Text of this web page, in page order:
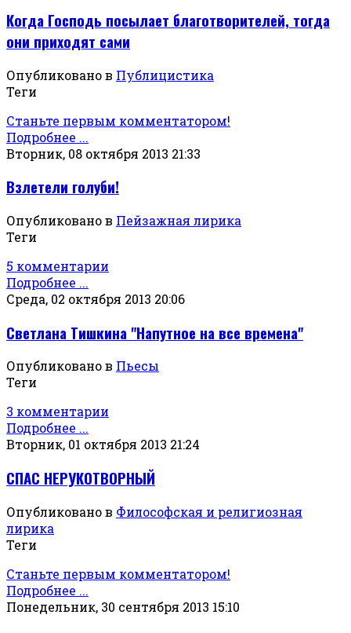
Когда Господь посылает благотворителей, тогда
они приходят сами
Опубликовано в Публицистика
Теги
Станьте первым комментатором!
Подробнее ...
Вторник, 08 октября 2013 21:33
Взлетели голуби!
Опубликовано в Пейзажная лирика
Теги
5 комментарии
Подробнее ...
Среда, 02 октября 2013 20:06
Светлана Тишкина "Напутное на все времена"
Опубликовано в Пьесы
Теги
3 комментарии
Подробнее ...
Вторник, 01 октября 2013 21:24
СПАС НЕРУКОТВОРНЫЙ
Опубликовано в Философская и религиозная
лирика
Теги
Станьте первым комментатором!
Подробнее ...
Понедельник, 30 сентября 2013 15:10